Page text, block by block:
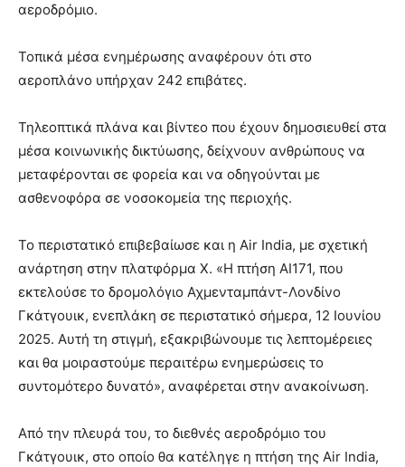
αεροδρόμιο.
Τοπικά μέσα ενημέρωσης αναφέρουν ότι στο
αεροπλάνο υπήρχαν 242 επιβάτες.
Τηλεοπτικά πλάνα και βίντεο που έχουν δημοσιευθεί στα
μέσα κοινωνικής δικτύωσης, δείχνουν ανθρώπους να
μεταφέρονται σε φορεία και να οδηγούνται με
ασθενοφόρα σε νοσοκομεία της περιοχής.
Το περιστατικό επιβεβαίωσε και η Air India, με σχετική
ανάρτηση στην πλατφόρμα Χ. «Η πτήση AI171, που
εκτελούσε το δρομολόγιο Αχμενταμπάντ-Λονδίνο
Γκάτγουικ, ενεπλάκη σε περιστατικό σήμερα, 12 Ιουνίου
2025. Αυτή τη στιγμή, εξακριβώνουμε τις λεπτομέρειες
και θα μοιραστούμε περαιτέρω ενημερώσεις το
συντομότερο δυνατό», αναφέρεται στην ανακοίνωση.
Από την πλευρά του, το διεθνές αεροδρόμιο του
Γκάτγουικ, στο οποίο θα κατέληγε η πτήση της Air India,